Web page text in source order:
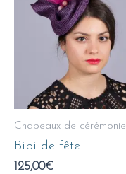
Chapeaux de cérémonie
Bibi de fête
125,00€